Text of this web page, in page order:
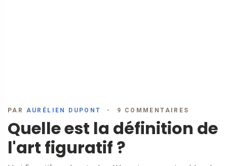
PAR AURÉLIEN DUPONT 9 COMMENTAIRES
Quelle est la définition de
l'art figuratif ?